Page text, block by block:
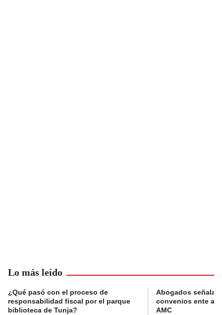
Lo más leído
¿Qué pasó con el proceso de
responsabilidad fiscal por el parque
biblioteca de Tunja?
Abogados
convenios ente
AMC